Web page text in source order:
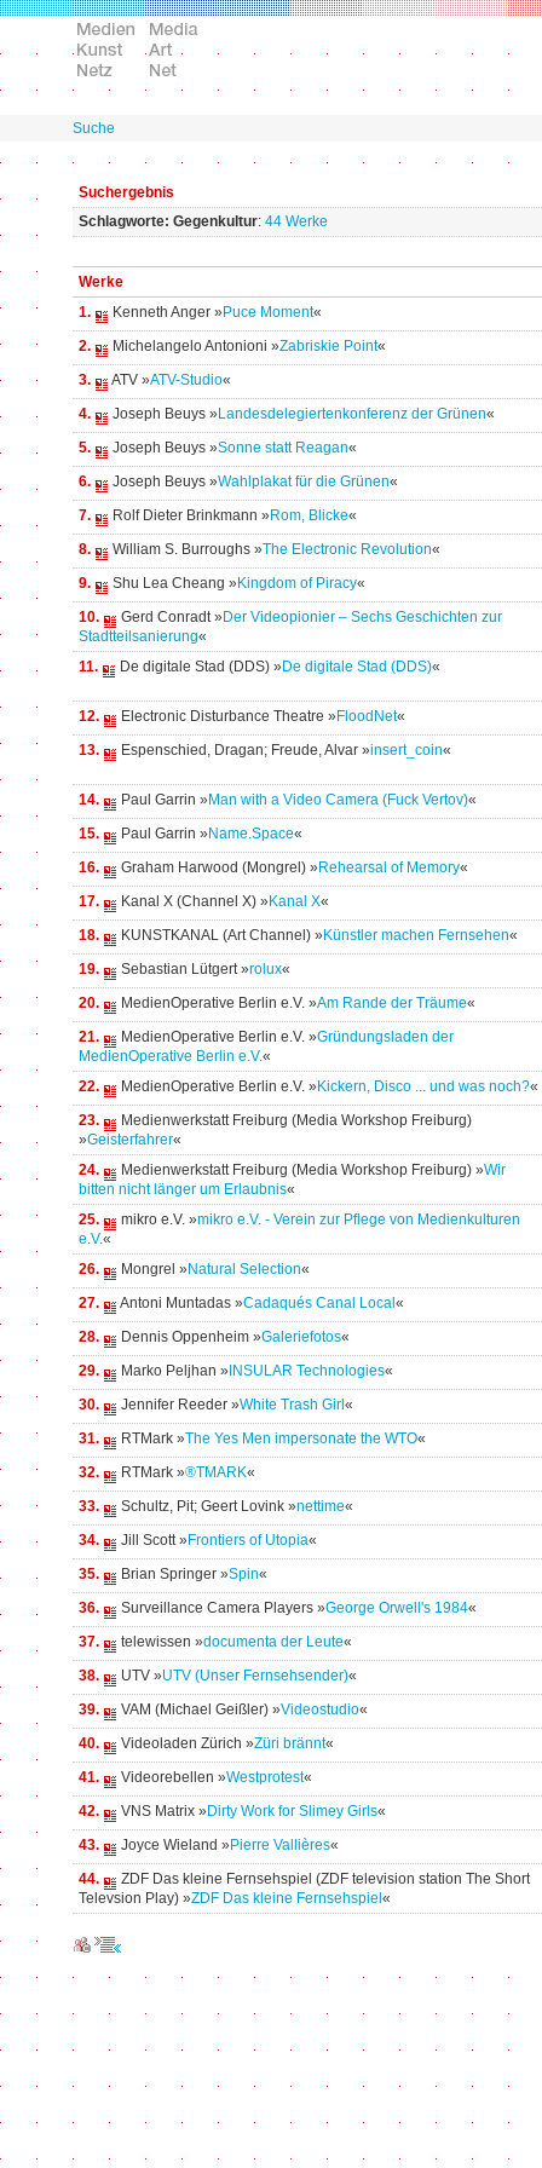
Suche
Suchergebnis
Schlagworte: Gegenkultur: 44 Werke
Werke
1.
Kenneth Anger »Puce Moment«
2.
Michelangelo Antonioni »Zabriskie Point«
3.
ATV »ATV-Studio«
4.
Joseph Beuys »Landesdelegiertenkonferenz der Grünen«
5.
Joseph Beuys »Sonne statt Reagan«
6.
Joseph Beuys »Wahlplakat für die Grünen«
7.
Rolf Dieter Brinkmann »Rom, Blicke«
8.
William S. Burroughs »The Electronic Revolution«
9.
Shu Lea Cheang »Kingdom of Piracy«
10.
Gerd Conradt »Der Videopionier – Sechs Geschichten zur
Stadtteilsanierung«
11.
De digitale Stad (DDS) »De digitale Stad (DDS)«
12. Electronic Disturbance Theatre »FloodNet«
13.
Espenschied, Dragan; Freude, Alvar »insert_coin«
14. Paul Garrin »Man with a Video Camera (Fuck Vertov)«
15.
Paul Garrin »Name.Space«
16.
Graham Harwood (Mongrel) »Rehearsal of Memory«
17.
Kanal X (Channel X) »Kanal X«
18.
KUNSTKANAL (Art Channel) »Künstler machen Fernsehen«
19.
Sebastian Lütgert »rolux«
20.
MedienOperative Berlin e.V. »Am Rande der Träume«
21.
MedienOperative Berlin e.V. »Gründungsladen der
MedienOperative Berlin e.V.«
22.
MedienOperative Berlin e.V. »Kickern, Disco ... und was noch?«
23.
Medienwerkstatt Freiburg (Media Workshop Freiburg)
»Geisterfahrer«
24.
Medienwerkstatt Freiburg (Media Workshop Freiburg) »Wir
bitten nicht länger um Erlaubnis«
25.
mikro e.V. »mikro e.V. - Verein zur Pflege von Medienkulturen
e.V.«
26.
Mongrel »Natural Selection«
27.
Antoni Muntadas »Cadaqués Canal Local «
28.
Dennis Oppenheim »Galeriefotos«
29.
Marko Peljhan » INSULAR Technologies«
30.
Jennifer Reeder »White Trash Girl «
31.
RTMark »The Yes Men impersonate the WTO«
32.
RTMark »®TMARK«
33.
Schultz, Pit; Geert Lovink »nettime«
34.
Jill Scott »Frontiers of Utopia«
35.
Brian Springer »Spin«
36.
Surveillance Camera Players »George Orwell's 1984«
37.
telewissen »documenta der Leute«
38.
UTV »UTV (Unser Fernsehsender)«
39.
VAM (Michael Geißler) »Videostudio«
40.
Videoladen Zürich »Züri brännt«
41.
Videorebellen »Westprotest«
42.
VNS Matrix »Dirty Work for Slimey Girls«
43.
Joyce Wieland »Pierre Vallières«
44.
ZDF Das kleine Fernsehspiel (ZDF television station The Short
Televsion Play) »ZDF Das kleine Fernsehspiel «